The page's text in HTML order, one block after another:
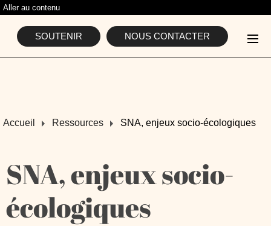
Aller au contenu
SOUTENIR L'ASSOCIATIONNOUS CONTACTER
Accueil Ressources SNA, enjeux socio-écologiques
SNA, enjeux socio-
écologiques